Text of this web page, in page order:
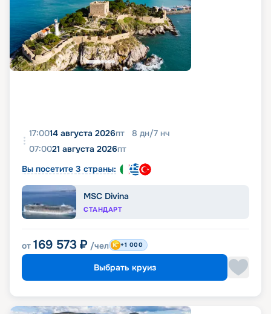
17:0014 августа 2026пт 8 дн/7 нч
07:0021 августа 2026пт
Вы посетите 3 страны:
MSC Divina
СТАНДАРТ
от 169 573 ₽ /чел +1 000
Выбрать круиз